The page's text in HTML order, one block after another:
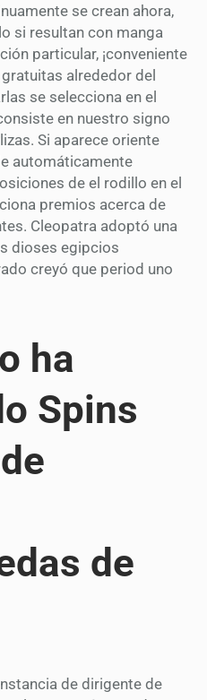
se crean ahora,
si resultan con manga
particular, ¡conveniente
alrededor del
se selecciona en el
en nuestro signo
Si aparece oriente
automáticamente
de el rodillo en el
premios acerca de
Cleopatra adoptó una
dioses egipcios
creyó que period uno
ha
Spins
de
de dirigente de